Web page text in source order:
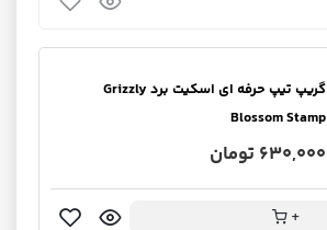
گریپ تیپ حرفه ای اسکیت برد Grizzly
Blossom Stamp
630,000 تومان
+